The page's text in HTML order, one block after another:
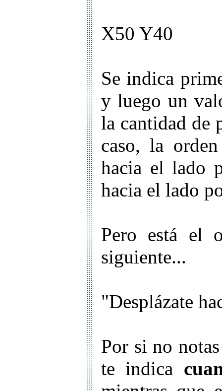
X50 Y40
Se indica
y luego un
la cantidad de
caso, la
hacia el lado
hacia el lado
Pero está el
siguiente...
"Desplázate
Por si no
te indica